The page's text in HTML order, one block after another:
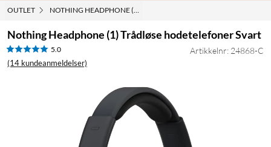
OUTLET NOTHING HEADPHONE (1) TRÅDLØSE HODETELEFONER SVART
Nothing Headphone (1) Trådløse hodetelefoner Svart
5.0
(14 kundeanmeldelser)
Artikkelnr: 24868-C